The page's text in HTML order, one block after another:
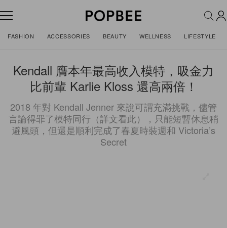
FASHION ACCESSORIES BEAUTY WELLNESS LIFESTYLE
Kendall 膺本年最高收入模特，吸金力
比前輩 Karlie Kloss 還高兩倍！
2018 年對 Kendall Jenner 來說可謂充滿挑戰，儘管
言論得罪了模特同行（詳文看此），只能短暫休息稍
避風頭，但還是順利完成了春夏時裝週和 Victoria’s
Secret